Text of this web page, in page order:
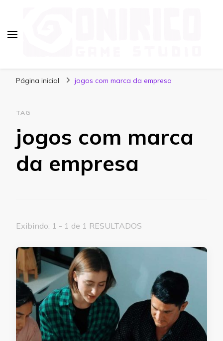
Página inicial jogos com marca da empresa
TAG
jogos com marca
da empresa
Exibindo: 1 - 1 de 1 RESULTADOS